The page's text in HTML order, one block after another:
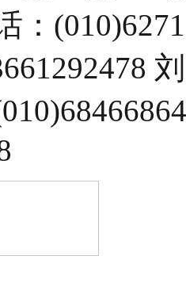
：